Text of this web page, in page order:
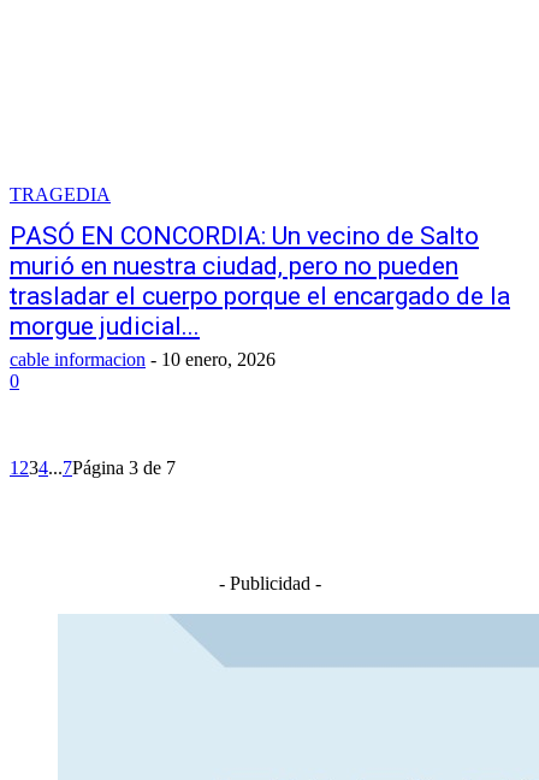
TRAGEDIA
PASÓ EN CONCORDIA: Un vecino de Salto
murió en nuestra ciudad, pero no pueden
trasladar el cuerpo porque el encargado de la
morgue judicial...
cable informacion - 10 enero, 2026
0
1 234...7Página 3 de 7
- Publicidad -